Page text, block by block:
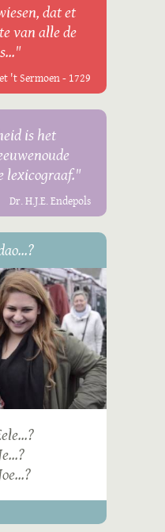
dat et
van alle de
't Sermoen - 1729
is het
lexicograaf."
Dr. H.J.E. Endepols